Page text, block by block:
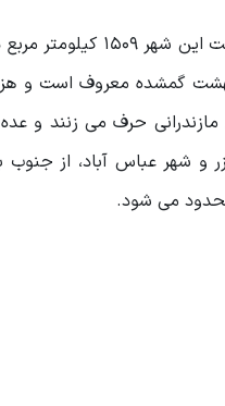
در 48 متری شهر چالوس و در دشتی بر فراز کوه ها به شهری به نام
گمشده معروف است و
حرف می زنند و
و شهر عباس آباد، از جنوب
می شود.